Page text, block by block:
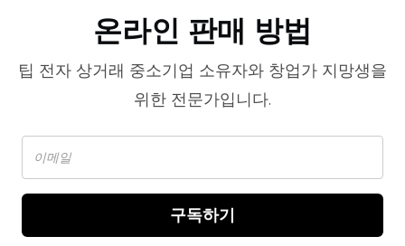
온라인 판매 방법
팁 전자 상거래 중소기업 소유자와 창업가 지망생을
위한 전문가입니다.
구독하기